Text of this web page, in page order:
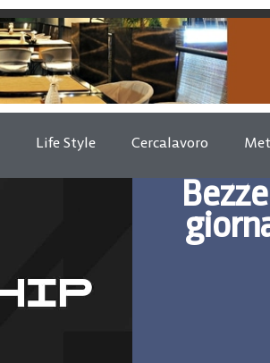
Life Style Cercalavoro